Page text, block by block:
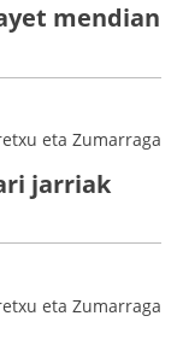
mendian
eta Zumarraga
jarriak
eta Zumarraga